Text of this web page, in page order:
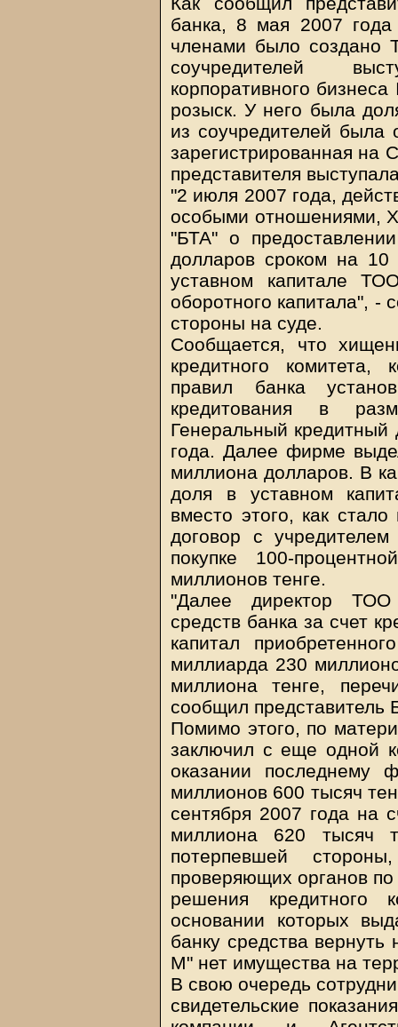
банка, 8 мая 2007
членами было создано
соучредителей
корпоративного
розыск. У него была
из соучредителей
зарегистрированная на
представителя
"2 июля 2007 года,
особыми отношениями,
"БТА" о
долларов сроком на
уставном капитале
оборотного капитала", -
стороны на суде.
Сообщается, что
кредитного
правил банка
кредитования в
Генеральный
года. Далее фирме
миллиона долларов. В
доля в уставном
вместо этого, как
договор с
покупке 100-
миллионов тенге.
"Далее директор
средств банка за счет
капитал
миллиарда 230
миллиона тенге,
сообщил представитель
Помимо этого, по
заключил с еще одной
оказании последнему
миллионов 600 тысяч
сентября 2007 года на
миллиона 620 тысяч
потерпевшей
проверяющих органов
решения кредитного
основании которых
банку средства
М" нет имущества на
В свою очередь
свидетельские